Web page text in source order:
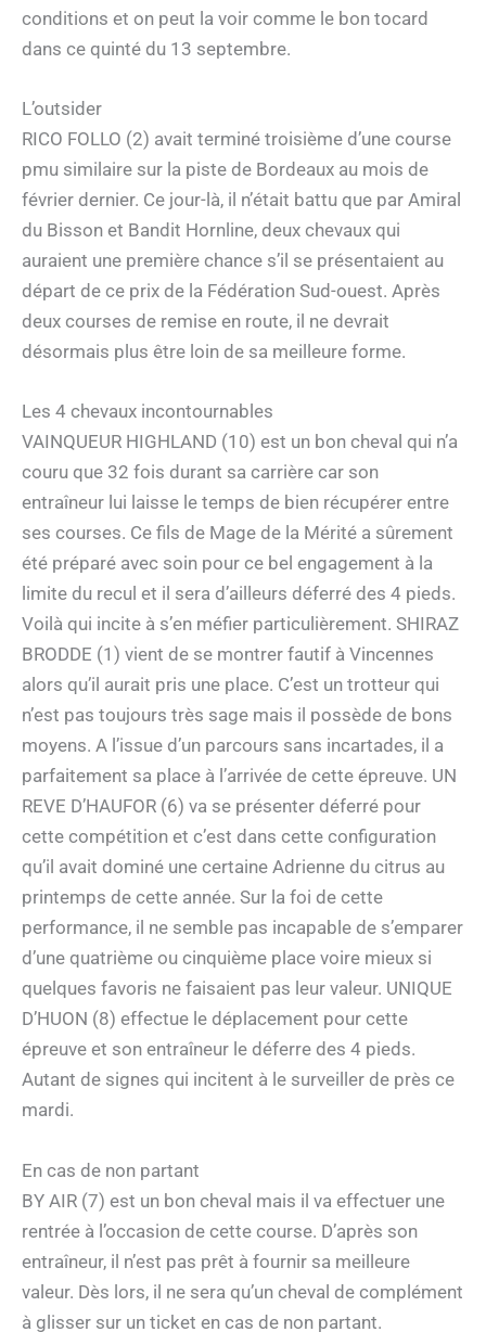
conditions et on peut la voir comme le bon tocard
dans ce quinté du 13 septembre.
L’outsider
RICO FOLLO (2) avait terminé troisième d’une course
pmu similaire sur la piste de Bordeaux au mois de
février dernier. Ce jour-là, il n’était battu que par Amiral
du Bisson et Bandit Hornline, deux chevaux qui
auraient une première chance s’il se présentaient au
départ de ce prix de la Fédération Sud-ouest. Après
deux courses de remise en route, il ne devrait
désormais plus être loin de sa meilleure forme.
Les 4 chevaux incontournables
VAINQUEUR HIGHLAND (10) est un bon cheval qui n’a
couru que 32 fois durant sa carrière car son
entraîneur lui laisse le temps de bien récupérer entre
ses courses. Ce fils de Mage de la Mérité a sûrement
été préparé avec soin pour ce bel engagement à la
limite du recul et il sera d’ailleurs déferré des 4 pieds.
Voilà qui incite à s’en méfier particulièrement. SHIRAZ
BRODDE (1) vient de se montrer fautif à Vincennes
alors qu’il aurait pris une place. C’est un trotteur qui
n’est pas toujours très sage mais il possède de bons
moyens. A l’issue d’un parcours sans incartades, il a
parfaitement sa place à l’arrivée de cette épreuve. UN
REVE D’HAUFOR (6) va se présenter déferré pour
cette compétition et c’est dans cette configuration
qu’il avait dominé une certaine Adrienne du citrus au
printemps de cette année. Sur la foi de cette
performance, il ne semble pas incapable de s’emparer
d’une quatrième ou cinquième place voire mieux si
quelques favoris ne faisaient pas leur valeur. UNIQUE
D’HUON (8) effectue le déplacement pour cette
épreuve et son entraîneur le déferre des 4 pieds.
Autant de signes qui incitent à le surveiller de près ce
mardi.
En cas de non partant
BY AIR (7) est un bon cheval mais il va effectuer une
rentrée à l’occasion de cette course. D’après son
entraîneur, il n’est pas prêt à fournir sa meilleure
valeur. Dès lors, il ne sera qu’un cheval de complément
à glisser sur un ticket en cas de non partant.